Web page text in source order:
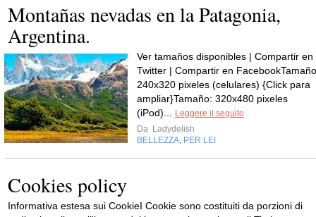
Montañas nevadas en la Patagonia,
Argentina.
Ver tamaños disponibles | Compartir en
Twitter | Compartir en
240x320 pixeles (celulares) {Click para
ampliar}Tamaño: 320x480 pixeles
(iPod)...
Leggere il seguito
Da Ladydelish
BELLEZZA PER LEI
Cookies policy
Informativa estesa sui CookieI Cookie sono costituiti da porzioni di